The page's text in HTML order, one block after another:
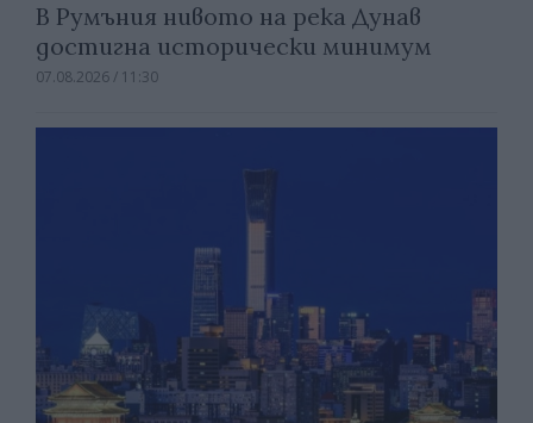
В Румъния нивото на река Дунав
достигна исторически минимум
07.08.2026 / 11:30